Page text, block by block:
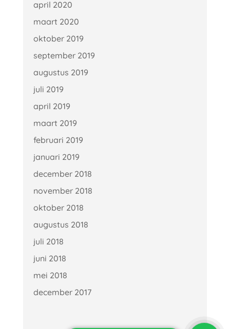
april 2020
maart 2020
oktober 2019
september 2019
augustus 2019
juli 2019
april 2019
maart 2019
februari 2019
januari 2019
december 2018
november 2018
oktober 2018
augustus 2018
juli 2018
juni 2018
mei 2018
december 2017